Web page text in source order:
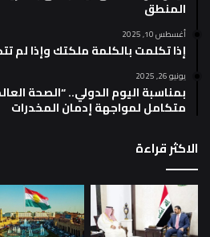
المنطق
أغسطس 10, 2025
إذا تكلمت بالكلمة ملكتك وإذا لم
يونيو 26, 2025
بمناسبة اليوم الدولي.. “الصحة
متكامل لمواجهة إدمان المخدرات
الاكثر قراءة